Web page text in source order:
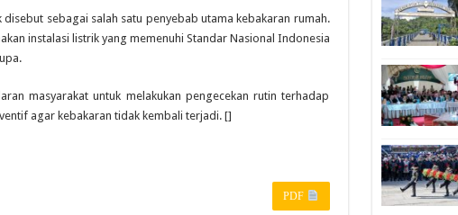
sebagai salah satu penyebab utama kebakaran rumah.
instalasi listrik yang memenuhi Standar Nasional Indonesia
masyarakat untuk melakukan pengecekan rutin terhadap
agar kebakaran tidak kembali terjadi. []
PDF